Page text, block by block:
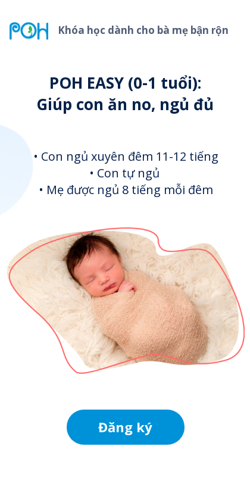
Khóa học dành cho bà mẹ bận rộn
Đăng ký
POH EASY (0-1 tuổi):
Giúp con ăn no, ngủ đủ
• Con ngủ xuyên đêm 11-12 tiếng
• Con tự ngủ
• Mẹ được ngủ 8 tiếng mỗi đêm